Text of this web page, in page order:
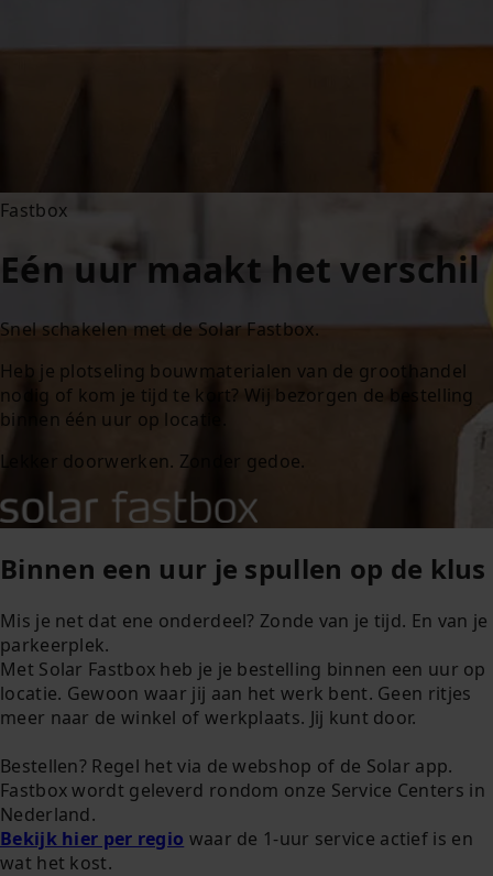
Fastbox
Eén uur maakt het verschil
Snel schakelen met deSolarFastbox.
Heb je plotseling bouwmaterialen van de groothandel
nodig of kom je tijd te kort? Wij bezorgen de bestelling
binnen één uur op locatie.
Lekker doorwerken. Zonder gedoe.
Binnen een uur je spullen op de klus
Mis je net dat ene onderdeel? Zonde van je tijd. En van je
parkeerplek.
Met Solar Fastbox heb je je bestelling binnen een uur op
locatie. Gewoon waar jij aan het werk bent. Geen ritjes
meer naar de winkel of werkplaats. Jij kunt door.
Bestellen? Regel het via de webshop of de Solar app.
Fastbox wordt geleverd rondom onze Service Centers in
Nederland.
Bekijk hier per regio waar de 1-uur service actief is en
wat het kost.